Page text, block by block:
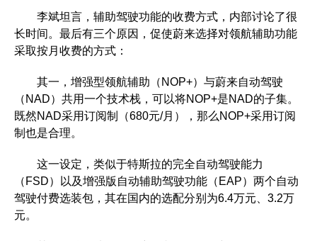
李斌坦言，辅助驾驶功能的收费方式，内部讨论了很
长时间。最后有三个原因，促使蔚来选择对领航辅助功能
采取按月收费的方式：
其一，增强型领航辅助（NOP+）与蔚来自动驾驶
（NAD）共用一个技术栈，可以将NOP+是NAD的子集。
既然NAD采用订阅制（680元/月），那么NOP+采用订阅
制也是合理。
这一设定，类似于特斯拉的完全自动驾驶能力
（FSD）以及增强版自动辅助驾驶功能（EAP）两个自动
驾驶付费选装包，其在国内的选配分别为6.4万元、3.2万
元。